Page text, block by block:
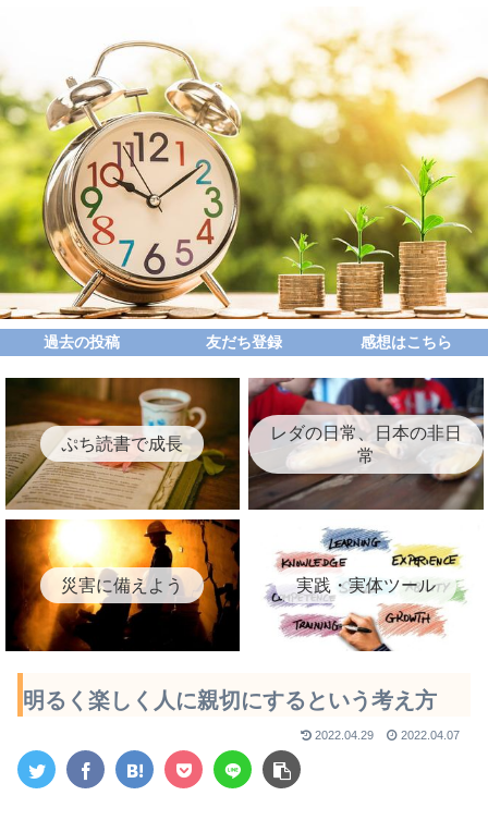
過去の投稿 友だち登録 感想はこちら
ぷち読書で成長
レダの日常、日本の非日
常
災害に備えよう 実践・実体ツール
明るく楽しく人に親切にするという考え方
2022.04.29 2022.04.07